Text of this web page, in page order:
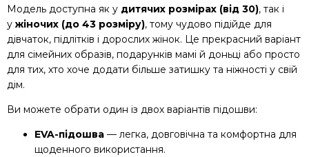
Модель доступна як у дитячих розмірах (від 30), так і
у жіночих (до 43 розміру), тому чудово підійде для
дівчаток, підлітків і дорослих жінок. Це прекрасний варіант
для сімейних образів, подарунків мамі й доньці або просто
для тих, хто хоче додати більше затишку та ніжності у свій
дім.
Ви можете обрати один із двох варіантів підошви:
EVA-підошва — легка, довговічна та комфортна для
щоденного використання.